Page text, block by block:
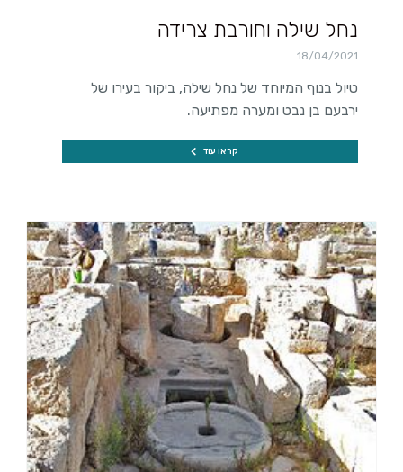
נחל שילה וחורבת צרידה
18/04/2021
טיול בנוף המיוחד של נחל שילה, ביקור בעירו של
ירבעם בן נבט ומערה מפתיעה.
קראו עוד